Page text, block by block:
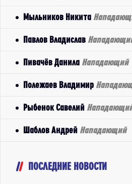
Мыльников Никита
Павлов Владислав
Пивачёв Данила Нападающий
Полежаев Владимир
Рыбенок Савелий
Шаблов Андрей Нападающий
ПОСЛЕДНИЕ НОВОСТИ